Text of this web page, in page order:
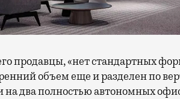
продавцы, «нет стандартных
объем еще и разделен по
два полностью автономных